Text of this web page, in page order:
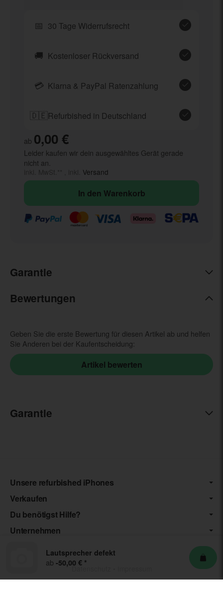
📅 30 Tage Widerrufsrecht
🚚 Kostenloser Rückversand
💳 Klarna & PayPal Ratenzahlung
🇩🇪Refurbished in Deutschland
ab 0,00 €
Leider kaufen wir dein ausgewähltes Gerät gerade
nicht an.
Versand
In den Warenkorb
Lautsprecher defekt
ab -50,00 € *
Garantie
Bewertungen
Geben Sie die erste Bewertung für diesen Artikel ab und helfen
Sie Anderen bei der Kaufentscheidung:
Garantie
Unsere refurbished iPhones
Verkaufen
Du benötigst Hilfe?
Unternehmen
Datenschutz